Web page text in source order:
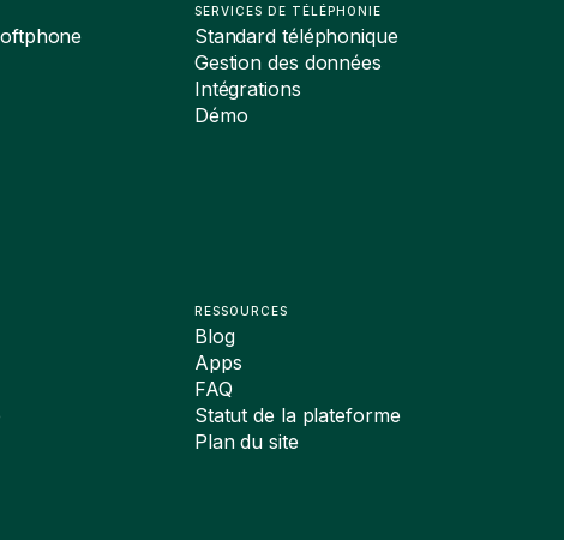
SERVICES DE TÉLÉPHONIE
Standard téléphonique
Gestion des données
Intégrations
Démo
RESSOURCES
Blog
Apps
FAQ
Statut de la plateforme
Plan du site